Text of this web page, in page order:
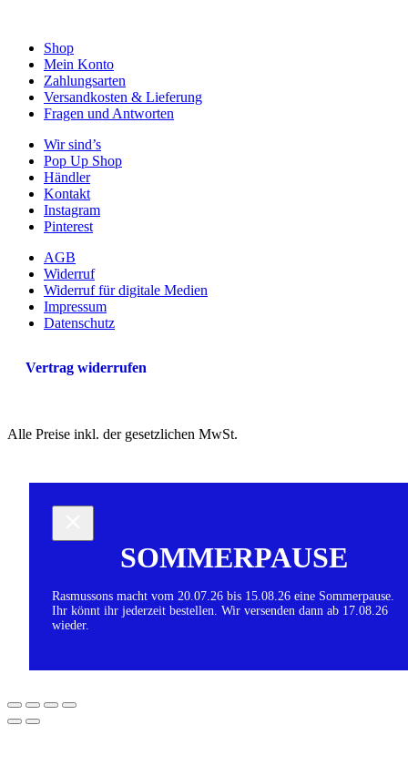
Shop
Mein Konto
Zahlungsarten
Versandkosten & Lieferung
Fragen und Antworten
Wir sind’s
Pop Up Shop
Händler
Kontakt
Instagram
Pinterest
AGB
Widerruf
Widerruf für digitale Medien
Impressum
Datenschutz
Vertrag widerrufen
Alle Preise inkl. der gesetzlichen MwSt.
SOMMERPAUSE
Rasmussons macht vom 20.07.26 bis 15.08.26 eine Sommerpause.
Ihr könnt ihr jederzeit bestellen. Wir versenden dann ab 17.08.26
wieder.